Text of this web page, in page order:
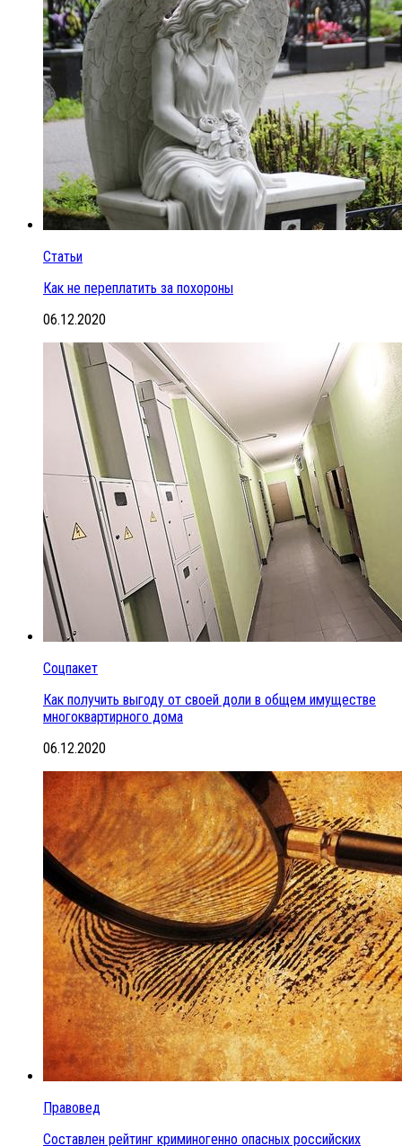
Статьи
Как не переплатить за похороны
06.12.2020
Соцпакет
Как получить выгоду от своей доли в общем имуществе
многоквартирного дома
06.12.2020
Правовед
Составлен рейтинг криминогенно опасных российских